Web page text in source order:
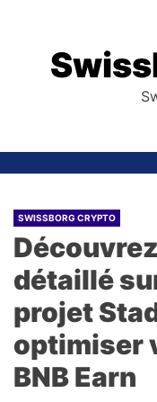
SWISSBORG CRYPTO
détaillé
projet
optimiser
BNB Earn